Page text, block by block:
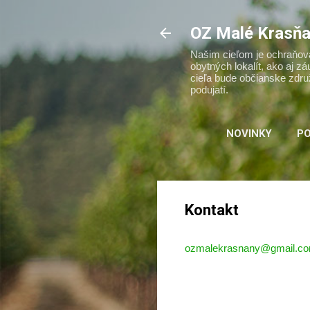
OZ Malé
Našim cieľom je
obytných lokalít, ako aj
cieľa bude občianske
podujatí.
NOVINKY
Kontakt